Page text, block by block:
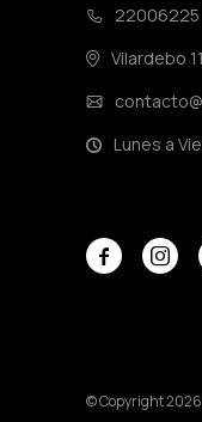
22006225
Vilardebo
Lunes a
 
© Copyright